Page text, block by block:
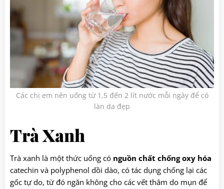
Các chị em nên uống từ 1,5 đến 2 lít nước mỗi ngày để có
làn da đẹp
Trà Xanh
Trà xanh là một thức uống có nguồn chất chống oxy hóa
catechin và polyphenol dồi dào, có tác dụng chống lại các
gốc tự do, từ đó ngăn không cho các vết thâm do mụn để